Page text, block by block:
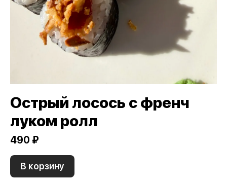
Острый лосось с френч
луком ролл
490 ₽
В корзину